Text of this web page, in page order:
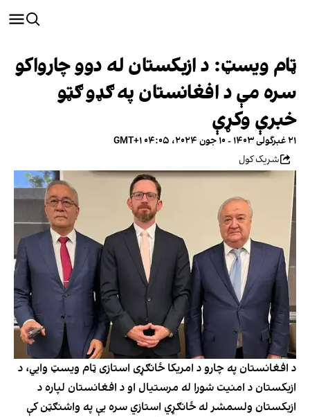
ټام ویسټ: د ازبکستان له دوو چارواکو
سره مې د افغانستان په ګډو ګټو
خبرې وکړې
۲۱ غبرگولی ۱۴۰۳ - ۱۰ جون ۲۰۲۴، ۰۴:۰۵ GMT+۱
شریک کول
د افغانستان په چارو د امریکا ځانګړی استازی ټام ویسټ وايي، د
ازبکستان د امنیت شورا له مرستیال او د افغانستان لپاره د
ازبکستان ولسمشر له ځانګړي استازي سره یې په واشنګټن کې